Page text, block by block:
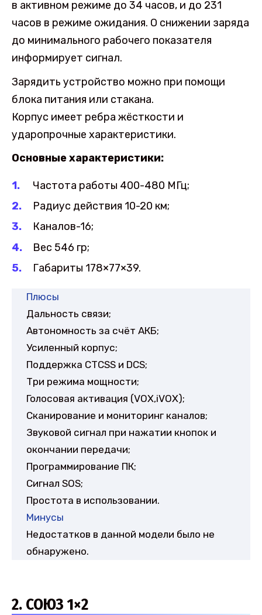
в активном режиме до 34 часов, и до 231
часов в режиме ожидания. О снижении заряда
до минимального рабочего показателя
информирует сигнал.
Зарядить устройство можно при помощи
блока питания или стакана.
Корпус имеет ребра жёсткости и
ударопрочные характеристики.
Основные характеристики:
Частота работы 400-480 МГц;
Радиус действия 10-20 км;
Каналов-16;
Вес 546 гр;
Габариты 178×77×39.
Плюсы
Дальность связи;
Автономность за счёт АКБ;
Усиленный корпус;
Поддержка СТСSS и DCS;
Три режима мощности;
Голосовая активация (VOX,iVOX);
Сканирование и мониторинг каналов;
Звуковой сигнал при нажатии кнопок и
окончании передачи;
Программирование ПК;
Сигнал SOS;
Простота в использовании.
Минусы
Недостатков в данной модели было не
обнаружено.
2. СОЮЗ 1×2